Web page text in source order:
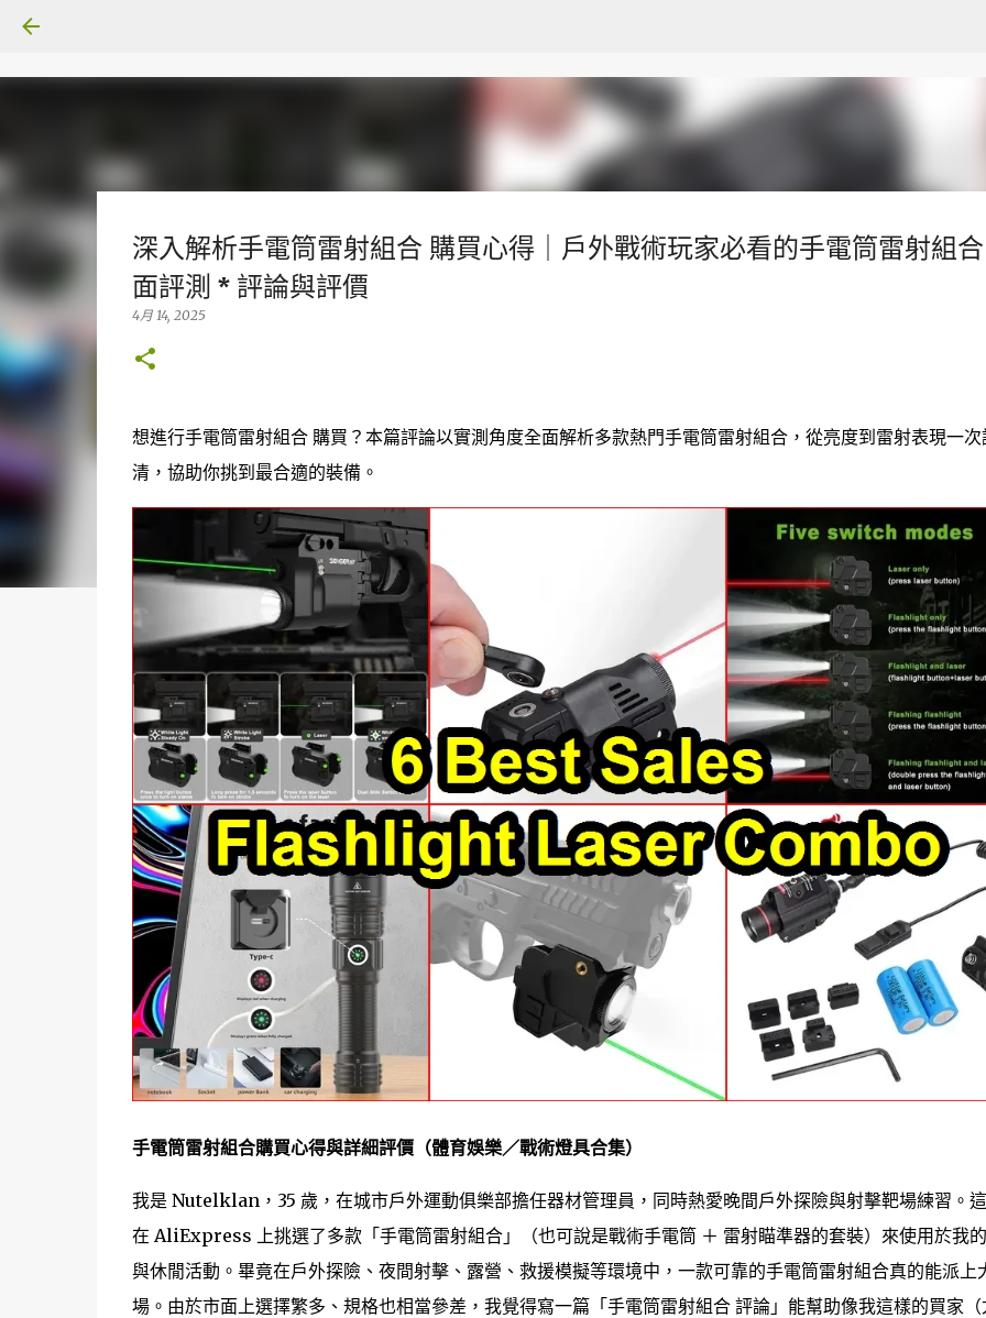
深入解析手電筒雷射組合 購買心得｜戶外戰術玩家必看的手電筒雷射組
面評測 * 評論與評價
4月 14, 2025
想進行手電筒雷射組合 購買？本篇評論以實測角度全面解析多款熱門手電筒雷射組合，從亮度到雷射表現一次
清，協助你挑到最合適的裝備。
手電筒雷射組合購買心得與詳細評價（體育娛樂／戰術燈具合集）
我是 Nutelklan，35 歲，在城市戶外運動俱樂部擔任器材管理員，同時熱愛晚間戶外探險與射擊靶場練習。
在 AliExpress 上挑選了多款「手電筒雷射組合」（也可說是戰術手電筒 ＋ 雷射瞄準器的套裝）來使用於我
與休閒活動。畢竟在戶外探險、夜間射擊、露營、救援模擬等環境中，一款可靠的手電筒雷射組合真的能派上
場。由於市面上選擇繁多、規格也相當參差，我覺得寫一篇「手電筒雷射組合 評論」能幫助像我這樣的買家（